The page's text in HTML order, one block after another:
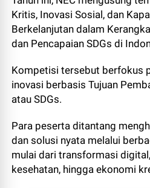
Kritis, Inovasi Sosial, dan
Berkelanjutan dalam
dan Pencapaian SDGs di
Kompetisi tersebut berfokus
inovasi berbasis Tujuan
atau SDGs.
Para peserta ditantang
dan solusi nyata melalui
mulai dari transformasi
kesehatan, hingga ekonomi